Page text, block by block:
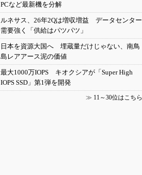
PCなど最新機を分解
ルネサス、26年2Qは増収増益 データセンター
需要強く「供給はパツパツ」
日本を資源大国へ 埋蔵量だけじゃない、南鳥
島レアアース泥の価値
最大1000万IOPS キオクシアが「Super High
IOPS SSD」第1弾を開発
≫ 11～30位はこちら